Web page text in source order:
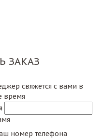
ЗАКАЗ
свяжется с вами в
время
номер телефона